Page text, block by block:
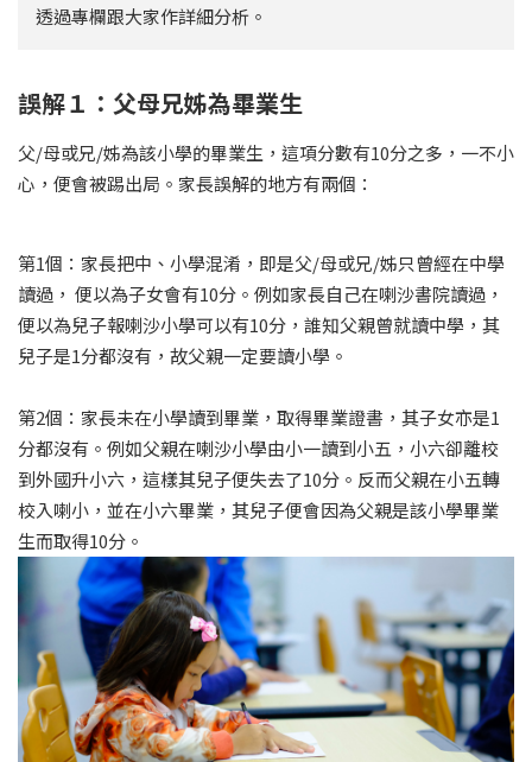
透過專欄跟大家作詳細分析。
誤解１：父母兄姊為畢業生
父/母或兄/姊為該小學的畢業生，這項分數有10分之多，一不小
心，便會被踢出局。家長誤解的地方有兩個：
第1個：家長把中、小學混淆，即是父/母或兄/姊只曾經在中學
讀過， 便以為子女會有10分。例如家長自己在喇沙書院讀過，
便以為兒子報喇沙小學可以有10分，誰知父親曾就讀中學，其
兒子是1分都沒有，故父親一定要讀小學。
第2個：家長未在小學讀到畢業，取得畢業證書，其子女亦是1
分都沒有。例如父親在喇沙小學由小一讀到小五，小六卻離校
到外國升小六，這樣其兒子便失去了10分。反而父親在小五轉
校入喇小，並在小六畢業，其兒子便會因為父親是該小學畢業
生而取得10分。